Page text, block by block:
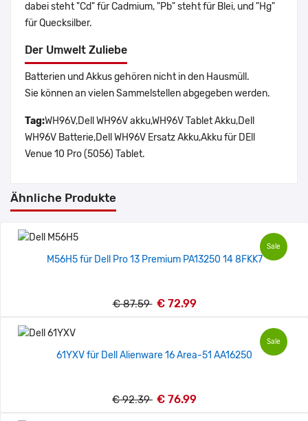
dabei steht "Cd" für Cadmium, "Pb" steht für Blei, und "Hg"
für Quecksilber.
Der Umwelt Zuliebe
Batterien und Akkus gehören nicht in den Hausmüll.
Sie können an vielen Sammelstellen abgegeben werden.
Tag:WH96V,Dell WH96V akku,WH96V Tablet Akku,Dell
WH96V Batterie,Dell WH96V Ersatz Akku,Akku für DEll
Venue 10 Pro (5056) Tablet.
Ähnliche Produkte
Sale
M56H5 für Dell Pro 13 Premium PA13250 14 8FKK7
€ 87.59 € 72.99
Sale
61YXV für Dell Alienware 16 Area-51 AA16250
€ 92.39 € 76.99